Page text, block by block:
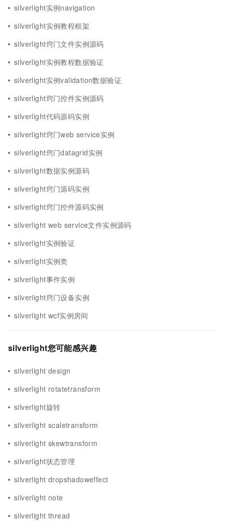
silverlight实例navigation
silverlight实例教程框架
silverlight窍门文件实例源码
silverlight实例教程数据验证
silverlight实例validation数据验证
silverlight窍门控件实例源码
silverlight代码源码实例
silverlight窍门web service实例
silverlight窍门datagrid实例
silverlight数据实例源码
silverlight窍门源码实例
silverlight窍门控件源码实例
silverlight web service文件实例源码
silverlight实例验证
silverlight实例类
silverlight事件实例
silverlight窍门设备实例
silverlight wcf实例房间
silverlight您可能感兴趣
silverlight design
silverlight rotatetransform
silverlight旋转
silverlight scaletransform
silverlight skewtransform
silverlight状态管理
silverlight dropshadoweffect
silverlight note
silverlight thread